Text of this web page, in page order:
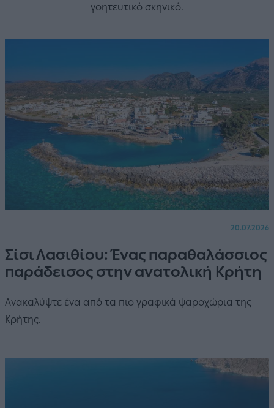
γοητευτικό σκηνικό.
20.07.2026
Σίσι Λασιθίου: Ένας παραθαλάσσιος
παράδεισος στην ανατολική Κρήτη
Ανακαλύψτε ένα από τα πιο γραφικά ψαροχώρια της
Κρήτης.